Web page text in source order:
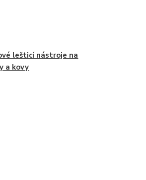
lešticí nástroje na
a kovy